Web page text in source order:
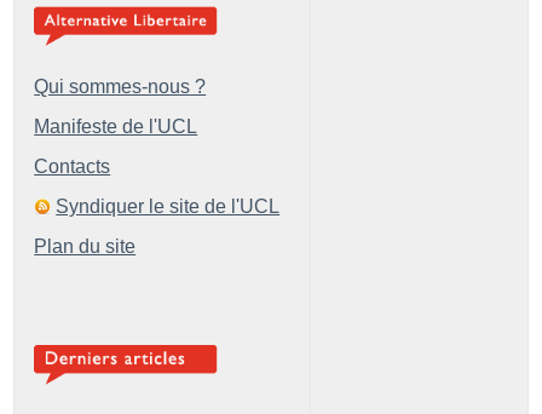
Qui sommes-nous ?
Manifeste de l'UCL
Contacts
Syndiquer le site de l'UCL
Plan du site